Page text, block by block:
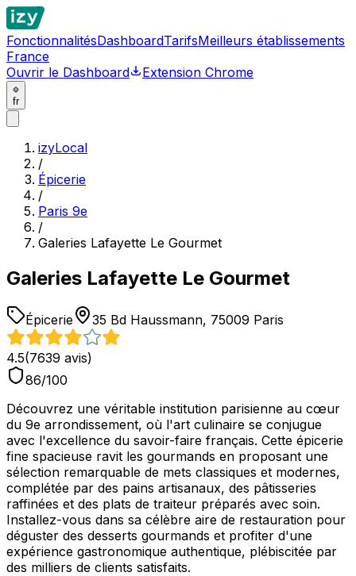
FonctionnalitésDashboardTarifsMeilleurs établissements
France
Ouvrir le Dashboard
Extension Chrome
fr
izyLocal
/
Épicerie
/
Paris 9e
/
Galeries Lafayette Le Gourmet
Galeries Lafayette Le Gourmet
Épicerie 35 Bd Haussmann, 75009 Paris
4.5(7639 avis)
86/100
Découvrez une véritable institution parisienne au cœur
du 9e arrondissement, où l'art culinaire se conjugue
avec l'excellence du savoir-faire français. Cette épicerie
fine spacieuse ravit les gourmands en proposant une
sélection remarquable de mets classiques et modernes,
complétée par des pains artisanaux, des pâtisseries
raffinées et des plats de traiteur préparés avec soin.
Installez-vous dans sa célèbre aire de restauration pour
déguster des desserts gourmands et profiter d'une
expérience gastronomique authentique, plébiscitée par
des milliers de clients satisfaits.